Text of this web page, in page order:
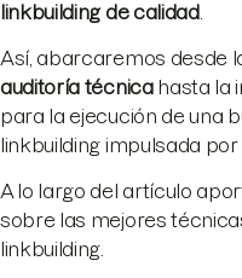
linkbuilding de calidad.
Así, abarcaremos desde
auditoría técnicahasta la
para la ejecución de una
linkbuilding impulsada
A lo largo del artículo
sobre las mejores
linkbuilding.